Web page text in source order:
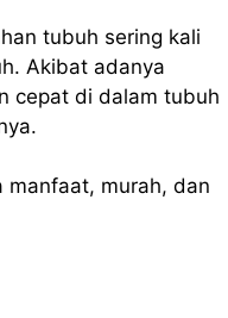
tubuh sering kali
Akibat adanya
cepat di dalam tubuh
manfaat, murah, dan